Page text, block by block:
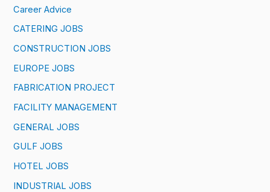
Career Advice
CATERING JOBS
CONSTRUCTION JOBS
EUROPE JOBS
FABRICATION PROJECT
FACILITY MANAGEMENT
GENERAL JOBS
GULF JOBS
HOTEL JOBS
INDUSTRIAL JOBS